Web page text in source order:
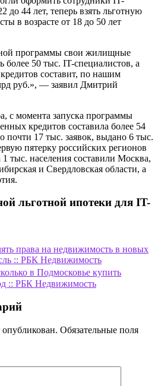
до 44 лет, теперь взять льготную
в возрасте от 18 до 50 лет
программы свои жилищные
более 50 тыс. IT-специалистов, а
составит, по нашим
руб.», — заявил Дмитрий
с момента запуска программы
кредитов составила более 54
почти 17 тыс. заявок, выдано 6 тыс.
пятерку российских регионов
тыс. населения составили Москва,
и Свердловская области, а
льготной ипотеки для IT-
права на недвижимость в новых
:: РБК Недвижимость
в Подмосковье купить
:: РБК Недвижимость
Обязательные поля